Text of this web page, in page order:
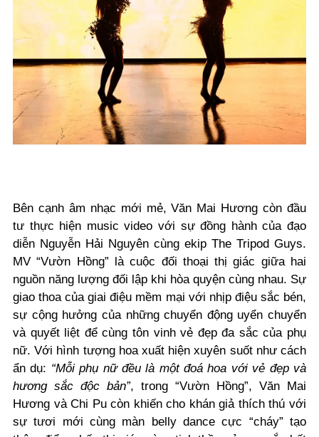
Bên cạnh âm nhạc mới mẻ, Văn Mai Hương còn đầu
tư thực hiện music video với sự đồng hành của đạo
diễn Nguyễn Hải Nguyên cùng ekip The Tripod Guys.
MV “Vườn Hồng” là cuộc đối thoại thị giác giữa hai
nguồn năng lượng đối lập khi hòa quyện cùng nhau. Sự
giao thoa của giai điệu mềm mại với nhịp điệu sắc bén,
sự cộng hưởng của những chuyển động uyển chuyển
và quyết liệt để cùng tôn vinh vẻ đẹp đa sắc của phụ
nữ.Với hình tượng hoa xuất hiện xuyên suốt như cách
ẩn dụ: “Mỗi phụ nữ đều là một đoá hoa với vẻ đẹp và
hương sắc độc bản”, trong “Vườn Hồng”, Văn Mai
Hương và Chi Pu còn khiến cho khán giả thích thú với
sự tươi mới cùng màn
belly dance cực “cháy” tạo